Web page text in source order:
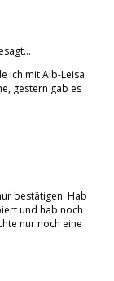
ich mit Alb-Leisa
gestern gab es
bestätigen. Hab
und hab noch
nur noch eine